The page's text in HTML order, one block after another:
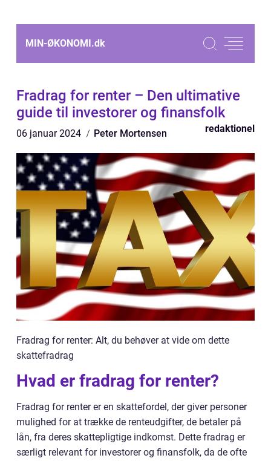
MIN-ØKONOMI.dk
Fradrag for renter – Den ultimative
guide til investorer og finansfolk
06 januar 2024 Peter Mortensen redaktionel
Fradrag for renter: Alt, du behøver at vide om dette
skattefradrag
Hvad er fradrag for renter?
Fradrag for renter er en skattefordel, der giver personer
mulighed for at trække de renteudgifter, de betaler på
lån, fra deres skattepligtige indkomst. Dette fradrag er
særligt relevant for investorer og finansfolk, da de ofte